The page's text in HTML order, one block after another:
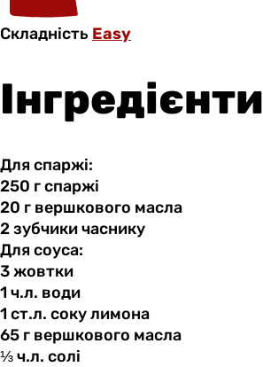
Складність Easy
Інгредієнти
Для спаржі:
250 гспаржі
20 г вершкового масла
2 зубчикичаснику
Для соуса:
3 жовтки
1 ч.л. води
1 ст.л. сокулимона
65 г вершкового масла
⅓ ч.л. солі